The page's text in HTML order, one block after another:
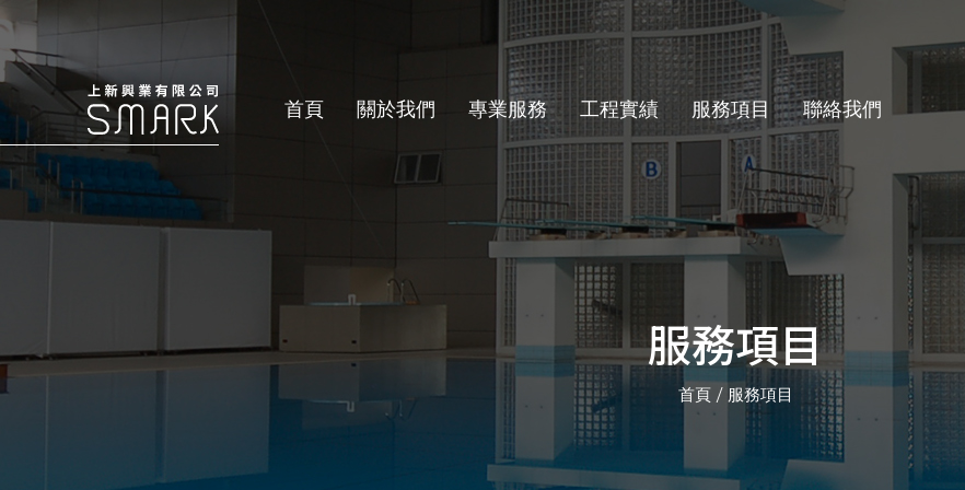
首頁 關於我們 專業服務 工程實績 服務項目 聯絡我們
服務項目
首頁 服務項目